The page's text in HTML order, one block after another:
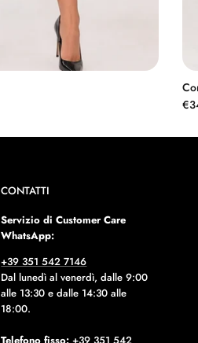
CONTATTI
Servizio di Customer Care
WhatsApp:
+39 351 542 7146
Dal lunedì al venerdì, dalle 9:00
alle 13:30 e dalle 14:30 alle
18:00.